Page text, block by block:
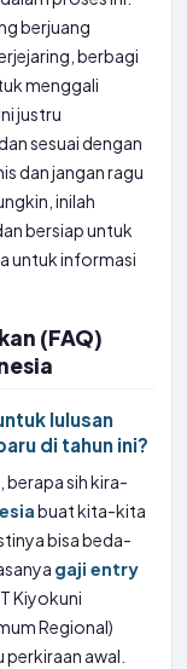
berjuang
berbagi
menggali
justru
sesuai dengan
dan jangan ragu
inilah
bersiap untuk
untuk informasi
(FAQ)
lulusan
di tahun ini?
berapa sih kira-
buat kita-kita
bisa beda-
gaji entry
Kiyokuni
Regional)
awal.